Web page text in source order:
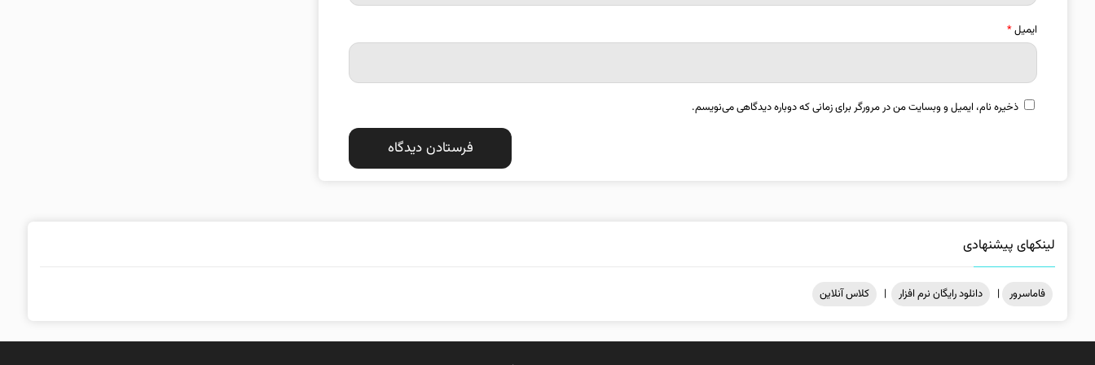
ایمیل*
ذخیره نام، ایمیل و وبسایت من در مرورگر برای زمانی که دوباره دیدگاهی می‌نویسم.
لینکهای پیشنهادی
فاماسرور | دانلود رایگان نرم افزار | کلاس آنلاین